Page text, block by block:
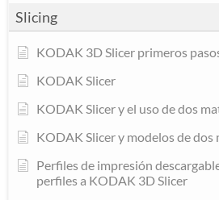
Slicing
KODAK 3D Slicer primeros
KODAK Slicer
KODAK Slicer y el uso de dos
KODAK Slicer y modelos de dos
Perfiles de impresión
perfiles a KODAK 3D Slicer